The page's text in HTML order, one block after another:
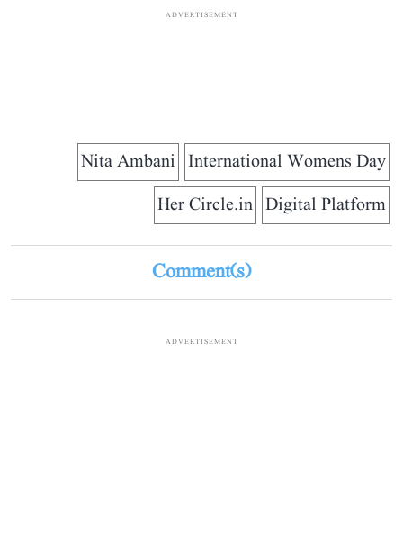
ADVERTISEMENT
International Womens Day
Nita Ambani
Digital Platform
Her Circle.in
Comment(s)
ADVERTISEMENT